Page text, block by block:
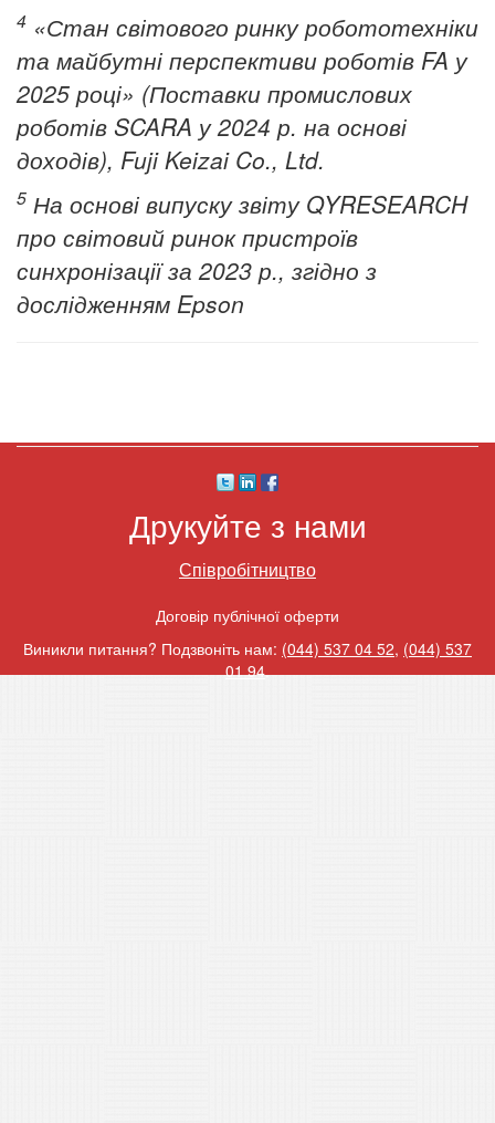
4 «Стан світового ринку робототехніки
та майбутні перспективи роботів FA у
2025 році» (Поставки промислових
роботів SCARA у 2024 р. на основі
доходів), Fuji Keizai Co., Ltd.
5 На основі випуску звіту QYRESEARCH
про світовий ринок пристроїв
синхронізації за 2023 р., згідно з
дослідженням Epson
Друкуйте з нами
Співробітництво
Договір публічної оферти
Виникли питання? Подзвоніть нам: (044) 537 04 52, (044) 537
01 94.